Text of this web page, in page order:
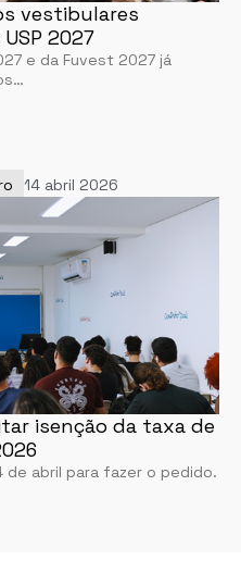
vestibulares
2027
e da Fuvest 2027 já
14 abril 2026
isenção da taxa de
abril para fazer o pedido.